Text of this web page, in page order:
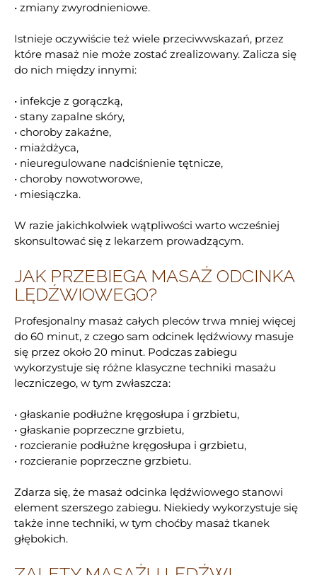
• zmiany zwyrodnieniowe.
Istnieje oczywiście też wiele przeciwwskazań, przez
które masaż nie może zostać zrealizowany. Zalicza się
do nich między innymi:
• infekcje z gorączką,
• stany zapalne skóry,
• choroby zakaźne,
• miażdżyca,
• nieuregulowane nadciśnienie tętnicze,
• choroby nowotworowe,
• miesiączka.
W razie jakichkolwiek wątpliwości warto wcześniej
skonsultować się z lekarzem prowadzącym.
JAK PRZEBIEGA MASAŻ ODCINKA
LĘDŹWIOWEGO?
Profesjonalny masaż całych pleców trwa mniej więcej
do 60 minut, z czego sam odcinek lędźwiowy masuje
się przez około 20 minut. Podczas zabiegu
wykorzystuje się różne klasyczne techniki masażu
leczniczego, w tym zwłaszcza:
• głaskanie podłużne kręgosłupa i grzbietu,
• głaskanie poprzeczne grzbietu,
• rozcieranie podłużne kręgosłupa i grzbietu,
• rozcieranie poprzeczne grzbietu.
Zdarza się, że masaż odcinka lędźwiowego stanowi
element szerszego zabiegu. Niekiedy wykorzystuje się
także inne techniki, w tym choćby masaż tkanek
głębokich.